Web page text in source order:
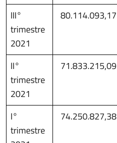
III°
trimestre
2021
80.114.093,17
II°
trimestre
2021
71.833.215,09
I°
trimestre
74.250.827,38